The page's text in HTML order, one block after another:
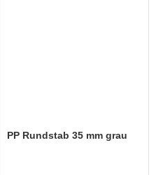
PP Rundstab 35 mm grau